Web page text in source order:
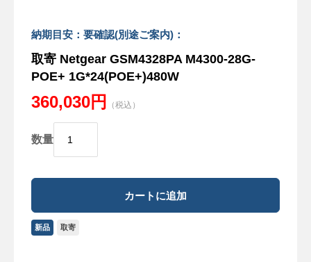
納期目安：要確認(別途ご案内)：
取寄 Netgear GSM4328PA M4300-28G-
POE+ 1G*24(POE+)480W
360,030円 （税込）
数量
新品 取寄